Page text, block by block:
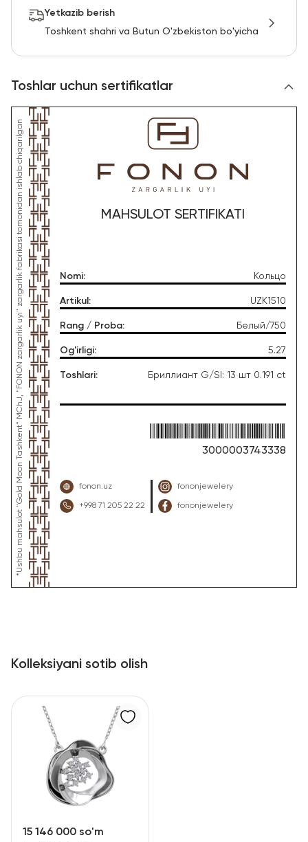
Yetkazib berish
Toshkent shahri va Butun O'zbekiston bo'yicha
Toshlar uchun sertifikatlar
*Ushbu mahsulot "Gold Moon Tashkent" MChJ, "FONON zargarlik uyi" zargarlik fabrikasi tomonidan ishlab chiqarilgan MAHSULOT SERTIFIKATI
Nomi: Кольцо
Artikul : UZK1510
Rang / Proba: Белый/750
Og'irligi: 5.27
Toshlari: Бриллиант G/SI: 13 шт 0.191 ct
3000003743338
fonon.uz
+998 71 205 22 22
fononjewelery
fononjewelery
Kolleksiyani sotib olish
15 146 000 so'm